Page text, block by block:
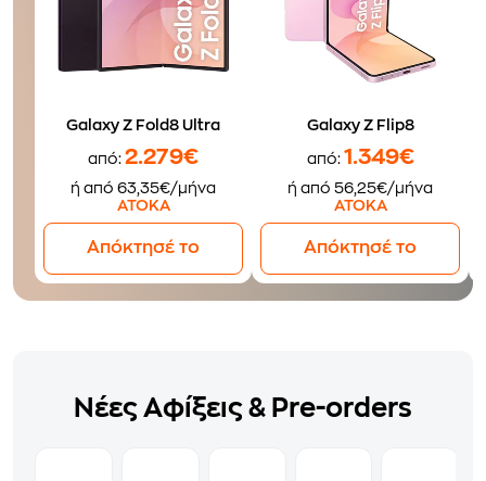
Galaxy Z Fold8 Ultra
από: 2.279€
ή από 63,35€/μήνα
ΑΤΟΚΑ
Απόκτησέ το
Galaxy Z Flip8
από: 1.349€
ή από 56,25€/μήνα
ΑΤΟΚΑ
Απόκτησέ το
Νέες Αφίξεις & Pre-orders